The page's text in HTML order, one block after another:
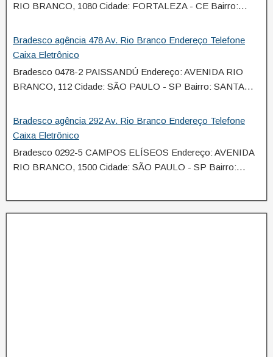
RIO BRANCO, 1080 Cidade: FORTALEZA - CE Bairro:…
Bradesco agência 478 Av. Rio Branco Endereço Telefone
Caixa Eletrônico
Bradesco 0478-2 PAISSANDÚ Endereço: AVENIDA RIO
BRANCO, 112 Cidade: SÃO PAULO - SP Bairro: SANTA…
Bradesco agência 292 Av. Rio Branco Endereço Telefone
Caixa Eletrônico
Bradesco 0292-5 CAMPOS ELÍSEOS Endereço: AVENIDA
RIO BRANCO, 1500 Cidade: SÃO PAULO - SP Bairro:…